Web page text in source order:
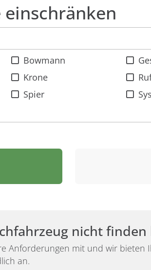
Bowmann
Krone
Spier
nicht finden
Anforderungen mit und wir bieten
an.